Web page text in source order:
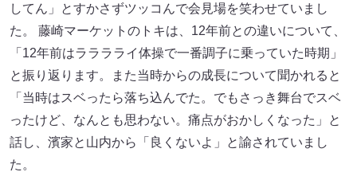
してん」とすかさずツッコんで会見場を笑わせていまし
た。 藤崎マーケットのトキは、12年前との違いについて、
「12年前はラララライ体操で一番調子に乗っていた時期」
と振り返ります。また当時からの成長について聞かれると
「当時はスベったら落ち込んでた。でもさっき舞台でスベ
ったけど、なんとも思わない。痛点がおかしくなった」と
話し、濱家と山内から「良くないよ」と諭されていまし
た。